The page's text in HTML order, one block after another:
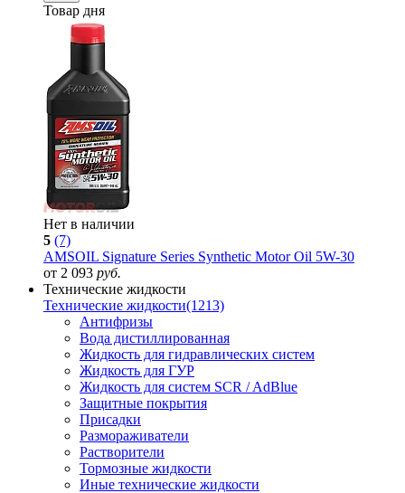
Товар дня
Нет в наличии
5 (7)
AMSOIL Signature Series Synthetic Motor Oil 5W-30
от 2 093 руб.
Технические жидкости
Технические жидкости(1213)
Антифризы
Вода дистиллированная
Жидкость для гидравлических систем
Жидкость для ГУР
Жидкость для систем SCR / AdBlue
Защитные покрытия
Присадки
Размораживатели
Растворители
Тормозные жидкости
Иные технические жидкости